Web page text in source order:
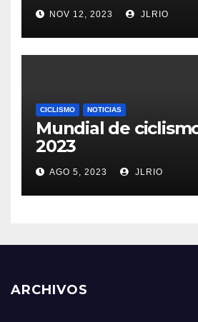
NOV 12, 2023 JLRIO
CICLISMO NOTICIAS
Mundial de
2023
AGO 5, 2023 JLRIO
ARCHIVOS